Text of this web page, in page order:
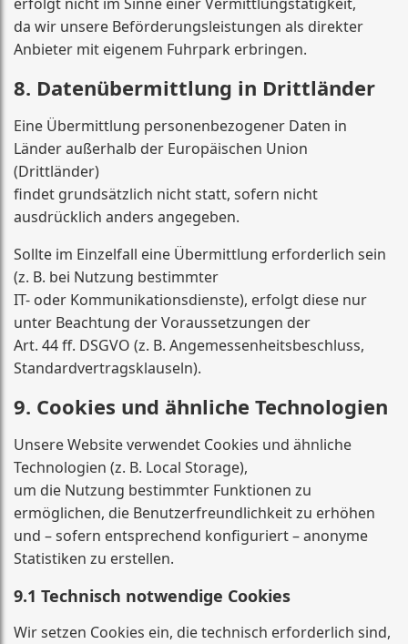
da wir unsere Beförderungsleistungen als direkter
Anbieter mit eigenem Fuhrpark erbringen.
8. Datenübermittlung in Drittländer
Eine Übermittlung personenbezogener Daten in
Länder außerhalb der Europäischen Union
(Drittländer)
findet grundsätzlich nicht statt, sofern nicht
ausdrücklich anders angegeben.
Sollte im Einzelfall eine Übermittlung erforderlich sein
(z. B. bei Nutzung bestimmter
IT- oder Kommunikationsdienste), erfolgt diese nur
unter Beachtung der Voraussetzungen der
Art. 44 ff. DSGVO (z. B. Angemessenheitsbeschluss,
Standardvertragsklauseln).
9. Cookies und ähnliche Technologien
Unsere Website verwendet Cookies und ähnliche
Technologien (z. B. Local Storage),
um die Nutzung bestimmter Funktionen zu
ermöglichen, die Benutzerfreundlichkeit zu erhöhen
und – sofern entsprechend konfiguriert – anonyme
Statistiken zu erstellen.
9.1 Technisch notwendige Cookies
Wir setzen Cookies ein, die technisch erforderlich sind,